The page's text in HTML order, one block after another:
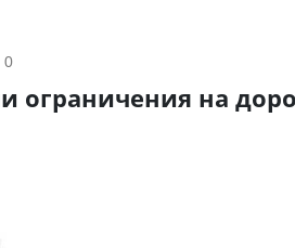
0
ограничения на